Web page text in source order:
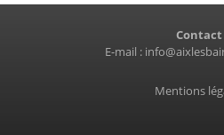
Contact
E-mail :
Mentions